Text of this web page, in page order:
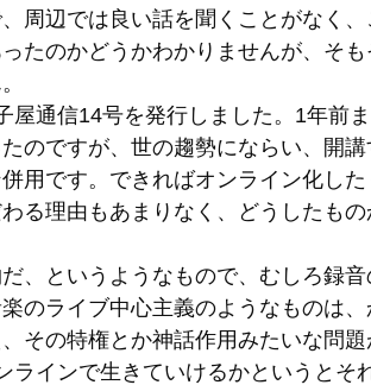
周辺では良い話を聞くことがなく
たのかどうかわかりませんが、そ
屋通信14号を発行しました。1年前
のですが、世の趨勢にならい、開
用です。できればオンライン化し
る理由もあまりなく、どうしたもの
、というようなもので、むしろ録
のライブ中心主義のようなものは
その特権とか神話作用みたいな問題
ラインで生きていけるかというとそ